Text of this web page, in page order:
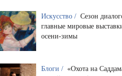
Искусство / Сезон
главные мировые
осени-зимы
Блоги / «Охота на